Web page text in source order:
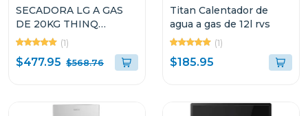
SECADORA LG A GAS
DE 20KG THINQ
DF20WV2W SMART
DIAGNOSIS
(1)
$477.95 $568.76
Titan Calentador de
agua a gas de 12l rvs
(1)
$185.95